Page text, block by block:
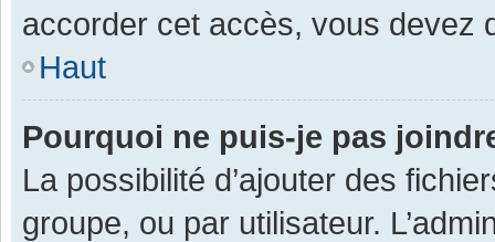
accorder cet accès, vous devez
Haut
Pourquoi ne puis-je pas
La possibilité d’ajouter des
groupe, ou par utilisateur.